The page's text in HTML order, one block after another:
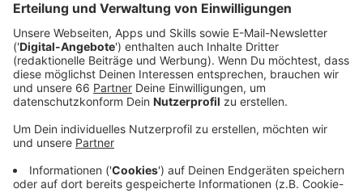
Für Padel-Fans in Düsseldorf steht schon der nächste
große Termin fest: Im Oktober kommt die Premier
Padel Tourwieder insCastello nach Reisholz
dem Erfolg im vergangenen Jahr, als mehr als 5.000
Zuschauer das Finalwochenende in unserer Stadt
feierten, kehrt die Weltelite nun zurück. Damit festigt
Düsseldorf seinen Ruf als eine der Top-Adressen für